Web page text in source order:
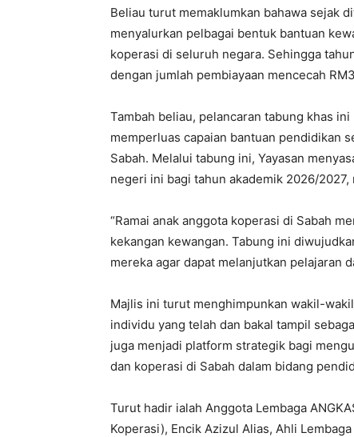
Beliau turut memaklumkan bahawa sejak
menyalurkan pelbagai bentuk bantuan
koperasi di seluruh negara. Sehingga
dengan jumlah pembiayaan mencecah
Tambah beliau, pelancaran tabung khas
memperluas capaian bantuan pendidikan
Sabah. Melalui tabung ini, Yayasan
negeri ini bagi tahun akademik 2026/
“Ramai anak anggota koperasi di Sabah
kekangan kewangan. Tabung ini
mereka agar dapat melanjutkan pelajaran
Majlis ini turut menghimpunkan wakil-
individu yang telah dan bakal tampil
juga menjadi platform strategik bagi
dan koperasi di Sabah dalam bidang
Turut hadir ialah Anggota Lembaga
Koperasi), Encik Azizul Alias, Ahli